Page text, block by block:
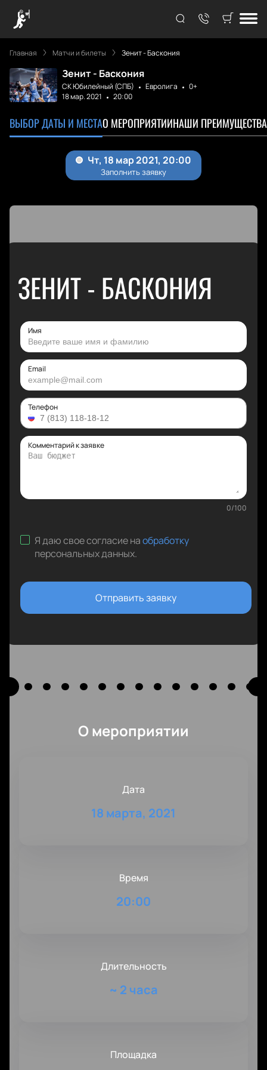
Главная Матчи и билеты Зенит - Баскония
Зенит - Баскония
СК Юбилейный (СПБ) Евролига
0+
18 мар. 2021
20:00
ВЫБОР ДАТЫ И МЕСТАО МЕРОПРИЯТИИНАШИ ПРЕИМУЩЕСТВА
ЗЕНИТ - БАСКОНИЯ
Имя
Email
Телефон
Комментарий к заявке
0/100
Я даю свое согласие наобработку
персональных данных.
Отправить заявку
О мероприятии
Дата
18 марта, 2021
Время
20:00
Длительность
~ 2 часа
Площадка